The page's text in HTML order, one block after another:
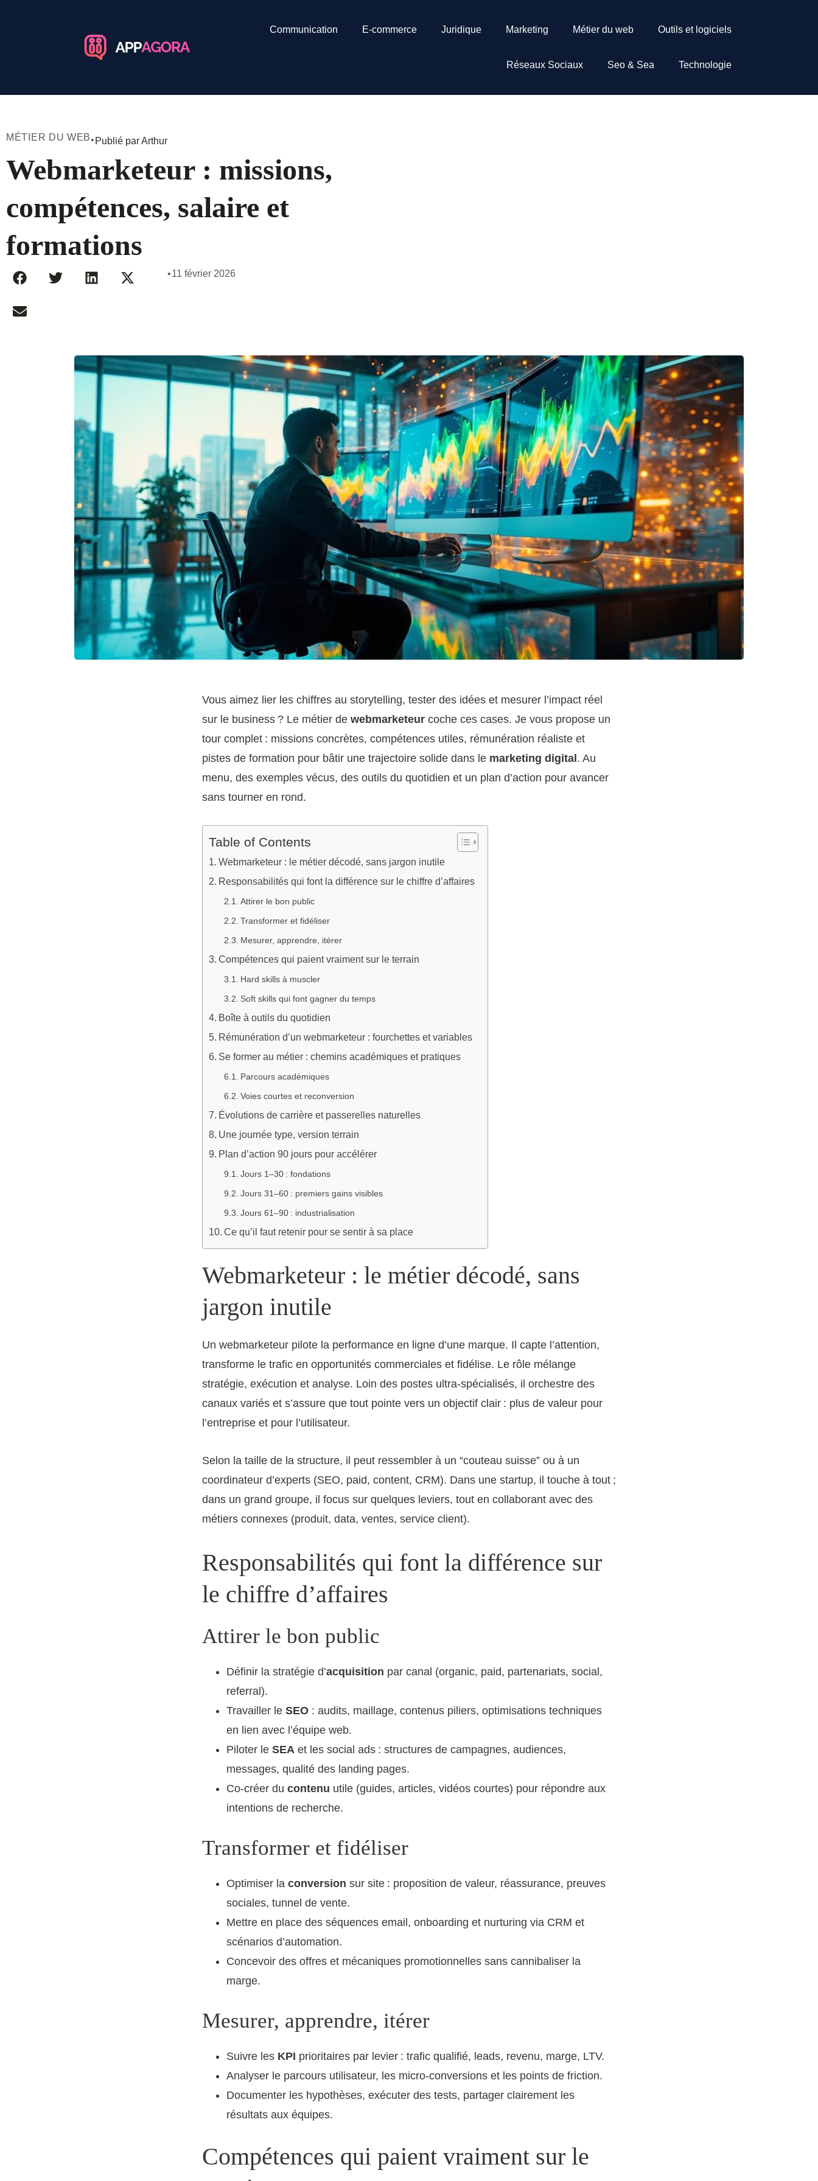
Communication E-commerce Juridique Marketing Métier du web Outils et logiciels
Réseaux Sociaux Seo & Sea Technologie
MÉTIER DU WEB• Publié par Arthur
Webmarketeur : missions,
compétences, salaire et
formations
•11 février 2026
Vous aimez lier les chiffres au storytelling, tester des idées et mesurer l’impact réel
sur le business ? Le métier de webmarketeur coche ces cases. Je vous propose un
tour complet : missions concrètes, compétences utiles, rémunération réaliste et
pistes de formation pour bâtir une trajectoire solide dans le marketing digital . Au
menu, des exemples vécus, des outils du quotidien et un plan d’action pour avancer
sans tourner en rond.
Table of Contents
Webmarketeur : le métier décodé, sans jargon inutile
Responsabilités qui font la différence sur le chiffre d’affaires
Attirer le bon public
Transformer et fidéliser
Mesurer, apprendre, itérer
Compétences qui paient vraiment sur le terrain
Hard skills à muscler
Soft skills qui font gagner du temps
Boîte à outils du quotidien
Rémunération d’un webmarketeur : fourchettes et variables
Se former au métier : chemins académiques et pratiques
Parcours académiques
Voies courtes et reconversion
Évolutions de carrière et passerelles naturelles
Une journée type, version terrain
Plan d’action 90 jours pour accélérer
Jours 1–30 : fondations
Jours 31–60 : premiers gains visibles
Jours 61–90 : industrialisation
Ce qu’il faut retenir pour se sentir à sa place
Webmarketeur : le métier décodé, sans
jargon inutile
Un webmarketeur pilote la performance en ligne d’une marque. Il capte l’attention,
transforme le trafic en opportunités commerciales et fidélise. Le rôle mélange
stratégie, exécution et analyse. Loin des postes ultra-spécialisés, il orchestre des
canaux variés et s’assure que tout pointe vers un objectif clair : plus de valeur pour
l’entreprise et pour l’utilisateur.
Selon la taille de la structure, il peut ressembler à un “couteau suisse” ou à un
coordinateur d’experts (SEO, paid, content, CRM). Dans une startup, il touche à tout ;
dans un grand groupe, il focus sur quelques leviers, tout en collaborant avec des
métiers connexes (produit, data, ventes, service client).
Responsabilités qui font la différence sur
le chiffre d’affaires
Attirer le bon public
Définir la stratégie d’acquisition par canal (organic, paid, partenariats, social,
referral).
Travailler le SEO : audits, maillage, contenus piliers, optimisations techniques
en lien avec l’équipe web.
Piloter le SEA et les social ads : structures de campagnes, audiences,
messages, qualité des landing pages.
Co-créer du contenu utile (guides, articles, vidéos courtes) pour répondre aux
intentions de recherche.
Transformer et fidéliser
Optimiser la conversion sur site : proposition de valeur, réassurance, preuves
sociales, tunnel de vente.
Mettre en place des séquences email, onboarding et nurturing via CRM et
scénarios d’automation.
Concevoir des offres et mécaniques promotionnelles sans cannibaliser la
marge.
Mesurer, apprendre, itérer
Suivre les KPI prioritaires par levier : trafic qualifié, leads, revenu, marge, LTV.
Analyser le parcours utilisateur, les micro-conversions et les points de friction.
Documenter les hypothèses, exécuter des tests, partager clairement les
résultats aux équipes.
Compétences qui paient vraiment sur le